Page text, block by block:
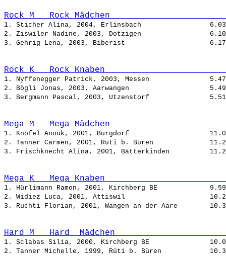
Rock_M   Rock Mädchen
1. Sticher Alina, 2004, Erlinsbach
2. Ziswiler Nadine, 2003, Dotzigen
3. Gehrig Lena, 2003, Biberist
Rock_K   Rock Knaben
1. Nyffenegger Patrick, 2003, Messen
2. Bögli Jonas, 2003, Aarwangen
3. Bergmann Pascal, 2003, Utzenstorf
Mega_M   Mega Mädchen
1. Knöfel Anouk, 2001, Burgdorf
2. Tanner Carmen, 2001, Rüti b. Büren
3. Frischknecht Alina, 2001, Bätterkinden
Mega_K   Mega Knaben
1. Hürlimann Ramon, 2001, Kirchberg BE
2. Widiez Luca, 2001, Attiswil
3. Ruchti Florian, 2001, Wangen an der Aare
Hard_M   Hard  Mädchen
1. Sclabas Silia, 2000, Kirchberg BE
2. Tanner Michelle, 1999, Rüti b. Büren